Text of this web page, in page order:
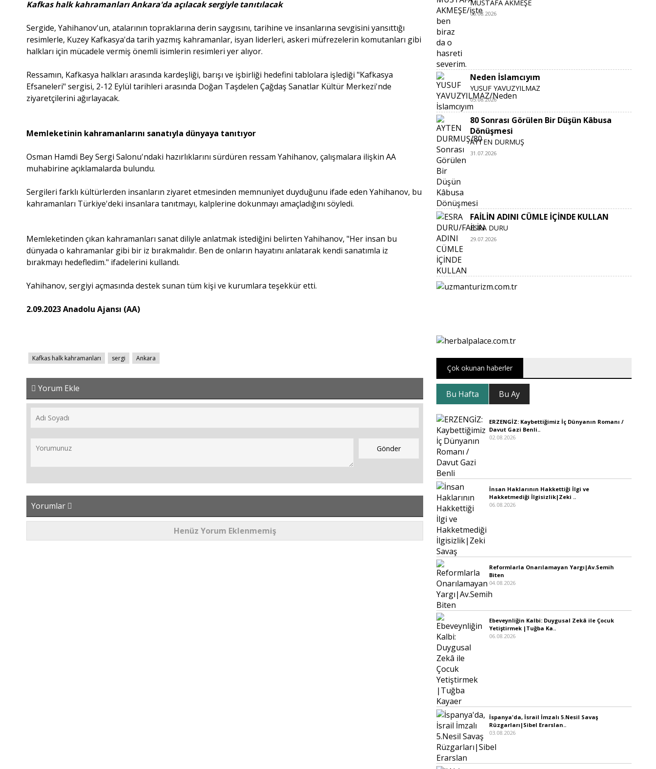
Kafkas halk kahramanları Ankara'da açılacak sergiyle tanıtılacak
Sergide, Yahihanov'un, atalarının topraklarına derin saygısını, tarihine ve insanlarına sevgisini yansıttığı
resimlerle, Kuzey Kafkasya'da tarih yazmış kahramanlar, isyan liderleri, askeri müfrezelerin komutanları gibi
halkları için mücadele vermiş önemli isimlerin resimleri yer alıyor.
Ressamın, Kafkasya halkları arasında kardeşliği, barışı ve işbirliği hedefini tablolara işlediği "Kafkasya
Efsaneleri" sergisi, 2-12 Eylül tarihleri arasında Doğan Taşdelen Çağdaş Sanatlar Kültür Merkezi'nde
ziyaretçilerini ağırlayacak.
Memleketinin kahramanlarını sanatıyla dünyaya tanıtıyor
Osman Hamdi Bey Sergi Salonu'ndaki hazırlıklarını sürdüren ressam Yahihanov, çalışmalara ilişkin AA
muhabirine açıklamalarda bulundu.
Sergileri farklı kültürlerden insanların ziyaret etmesinden memnuniyet duyduğunu ifade eden Yahihanov, bu
kahramanları Türkiye'deki insanlara tanıtmayı, kalplerine dokunmayı amaçladığını söyledi.
Memleketinden çıkan kahramanları sanat diliyle anlatmak istediğini belirten Yahihanov, "Her insan bu
dünyada o kahramanlar gibi bir iz bırakmalıdır. Ben de onların hayatını anlatarak kendi sanatımla iz
bırakmayı hedefledim." ifadelerini kullandı.
Yahihanov, sergiyi açmasında destek sunan tüm kişi ve kurumlara teşekkür etti.
2.09.2023 Anadolu Ajansı (AA)
Kafkas halk kahramanları sergi Ankara
Yorum Ekle
Yorumlar
Henüz Yorum Eklenmemiş
MUSTAFA AKMEŞE
06.08.2026
Neden İslamcıyım
YUSUF YAVUZYILMAZ
05.08.2026
80 Sonrası Görülen Bir Düşün Kâbusa
Dönüşmesi
AYTEN DURMUŞ
31.07.2026
FAİLİN ADINI CÜMLE İÇİNDE KULLAN
ESRA DURU
29.07.2026
Çok okunan haberler
Bu Hafta Bu Ay
ERZENGİZ: Kaybettiğimiz İç Dünyanın Romanı /
Davut Gazi Benli..
02.08.2026
İnsan Haklarının Hakkettiği İlgi ve
Hakketmediği İlgisizlik|Zeki ..
06.08.2026
Reformlarla Onarılamayan Yargı|Av.Semih
Biten
04.08.2026
Ebeveynliğin Kalbi: Duygusal Zekâ ile Çocuk
Yetiştirmek |Tuğba Ka..
06.08.2026
İspanya'da, İsrail İmzalı 5.Nesil Savaş
Rüzgarları|Sibel Erarslan..
03.08.2026